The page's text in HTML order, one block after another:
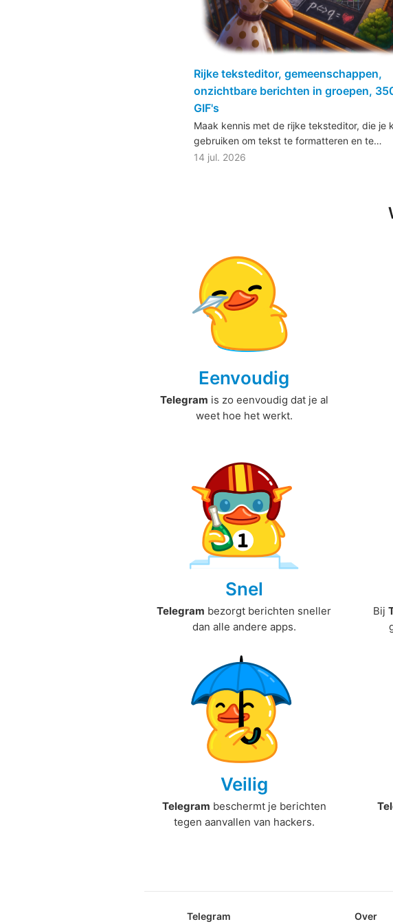
Rijke teksteditor, gemeenschappen,
onzichtbare berichten in groepen,
GIF's
Maak kennis met de rijke teksteditor, die je
gebruiken om tekst te formatteren en te…
14 jul. 2026
Eenvoudig
Telegram is zo eenvoudig dat je al
weet hoe het werkt.
Snel
Telegram bezorgt berichten sneller
dan alle andere apps.
Bij
Veilig
Telegram beschermt je berichten
tegen aanvallen van hackers.
Telegram Over